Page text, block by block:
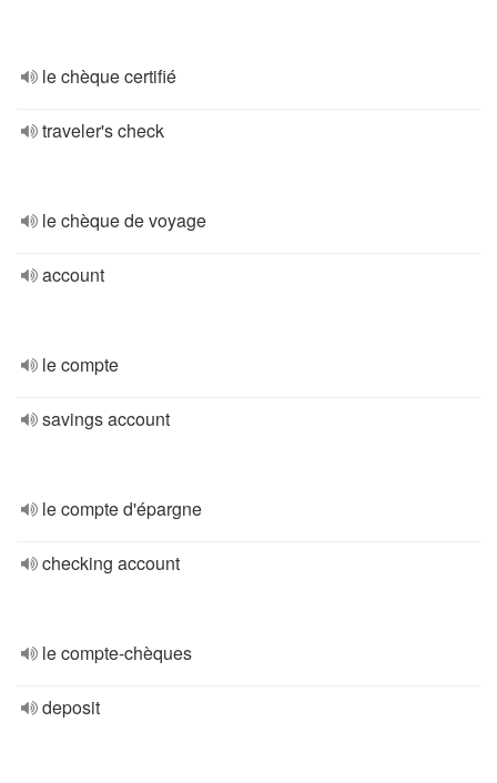
le chèque certifié
traveler's check
le chèque de voyage
account
le compte
savings account
le compte d'épargne
checking account
le compte-chèques
deposit